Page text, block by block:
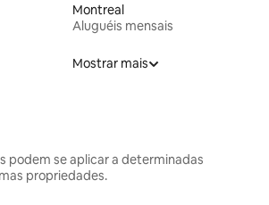
Montreal
Aluguéis mensais
Mostrar mais
podem se aplicar a determinadas
propriedades.